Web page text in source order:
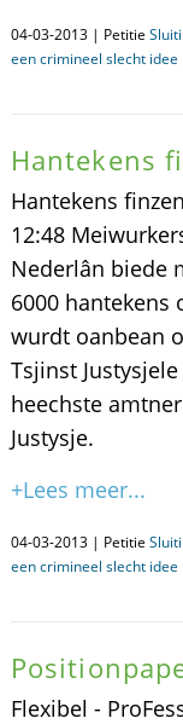
04-03-2013 | Petitie
een crimineel slecht idee
Hantekens
Hantekens
12:48
Nederlân biede
6000 hantekens
wurdt oanbean
Tsjinst
heechste
Justysje.
+Lees meer...
04-03-2013 | Petitie
een crimineel slecht idee
Flexibel -